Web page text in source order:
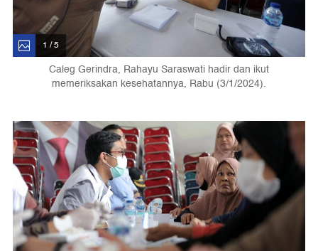
1 / 5
Caleg Gerindra, Rahayu Saraswati hadir dan ikut
memeriksakan kesehatannya, Rabu (3/1/2024).